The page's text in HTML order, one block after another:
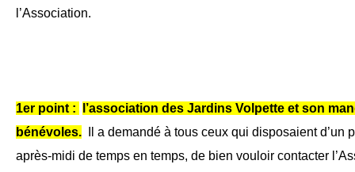
l’Association.
1er point :
l’association des Jardins Volpette et son
bénévoles.
Il a demandé à tous ceux qui disposaient d’un
après-midi de temps en temps, de bien vouloir contacter